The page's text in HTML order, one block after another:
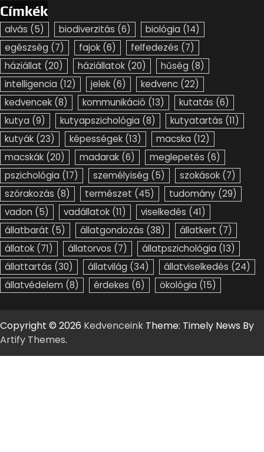
Címkék
alvás (5) biodiverzitás (6) biológia (14)
egészség (7) fajok (6) felfedezés (7)
háziállat (20) háziállatok (20) hűség (8)
intelligencia (12) jelek (6) kedvenc (22)
kedvencek (8) kommunikáció (13) kutatás (6)
kutya (9) kutyapszichológia (8) kutyatartás (11)
kutyák (23) képességek (13) macska (12)
macskák (20) madarak (6) meglepetés (6)
pszichológia (17) személyiség (5) szokások (7)
szórakozás (8) természet (45) tudomány (29)
vadon (5) vadállatok (11) viselkedés (41)
állatbarát (5) állatgondozás (38) állatkert (7)
állatok (71) állatorvos (7) állatpszichológia (13)
állattartás (30) állatvilág (34) állatviselkedés (24)
állatvédelem (8) érdekes (6) ökológia (15)
Copyright © 2026 Kedvenceink Theme: Timely News By
Artify Themes.